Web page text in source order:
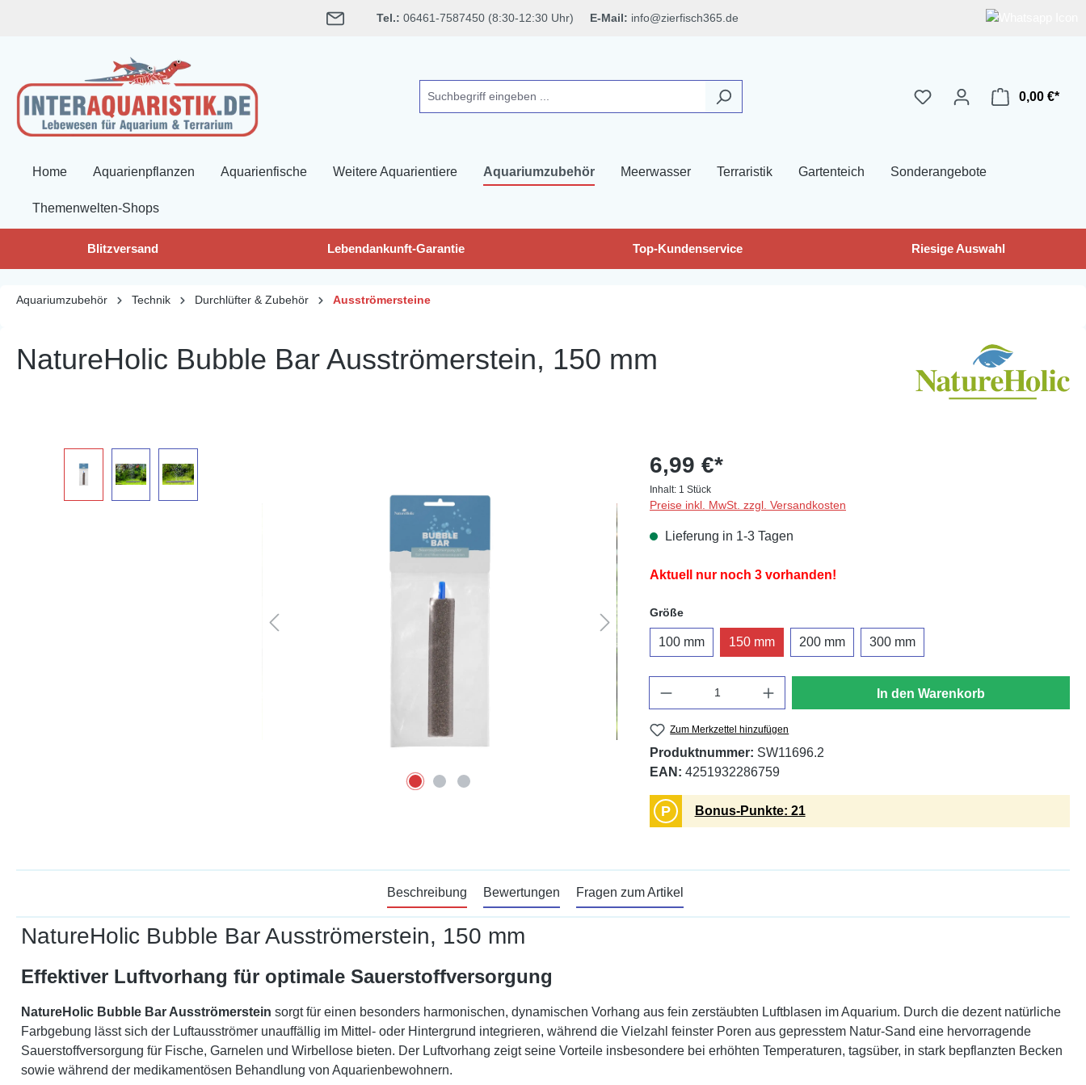
Tel.: 06461-7587450 (8:30-12:30 Uhr) E-Mail: info@zierfisch365.de
0,00 €*
Home Aquarienpflanzen Aquarienfische Weitere Aquarientiere Aquariumzubehör Meerwasser Terraristik Gartenteich Sonderangebote
Themenwelten-Shops
Blitzversand Lebendankunft-Garantie Top-Kundenservice Riesige Auswahl
Aquariumzubehör Technik Durchlüfter & Zubehör Ausströmersteine
NatureHolic Bubble Bar Ausströmerstein, 150 mm
6,99 €*
Inhalt: 1 Stück
Preise inkl. MwSt. zzgl. Versandkosten
Lieferung in 1-3 Tagen
Aktuell nur noch 3 vorhanden!
Größeauswählen
100 mm 150 mm 200 mm 300 mm
In den Warenkorb
Zum Merkzettel hinzufügen
Produktnummer: SW11696.2
EAN: 4251932286759
P Bonus-Punkte: 21
Beschreibung Bewertungen Fragen zum Artikel
NatureHolic Bubble Bar Ausströmerstein, 150 mm
Effektiver Luftvorhang für optimale Sauerstoffversorgung
NatureHolic Bubble Bar Ausströmerstein sorgt für einen besonders harmonischen, dynamischen Vorhang aus fein zerstäubten Luftblasen im Aquarium. Durch die dezent natürliche
Farbgebung lässt sich der Luftausströmer unauffällig im Mittel- oder Hintergrund integrieren, während die Vielzahl feinster Poren aus gepresstem Natur-Sand eine hervorragende
Sauerstoffversorgung für Fische, Garnelen und Wirbellose bieten. Der Luftvorhang zeigt seine Vorteile insbesondere bei erhöhten Temperaturen, tagsüber, in stark bepflanzten Becken
sowie während der medikamentösen Behandlung von Aquarienbewohnern.